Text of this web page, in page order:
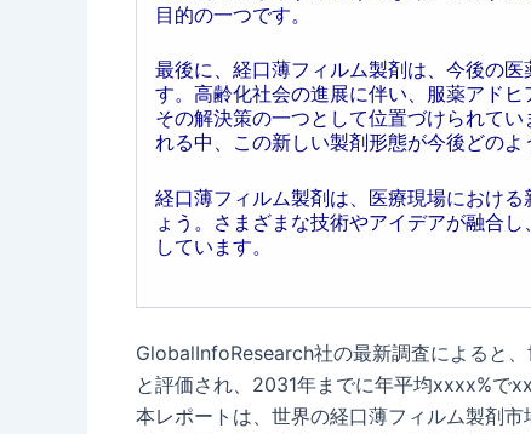
目的の一つです。
最後に、経口薄フィルム製剤は、今後の
す。高齢化社会の進展に伴い、服薬アド
その解決策の一つとして位置づけられて
れる中、この新しい製剤形態が今後どのよ
経口薄フィルム製剤は、医療現場におけ
ょう。さまざまな技術やアイデアが融合
しています。
GlobalInfoResearch社の最新調査によると
と評価され、2031年までに年平均xxxx%で
本レポートは、世界の経口薄フィルム製剤